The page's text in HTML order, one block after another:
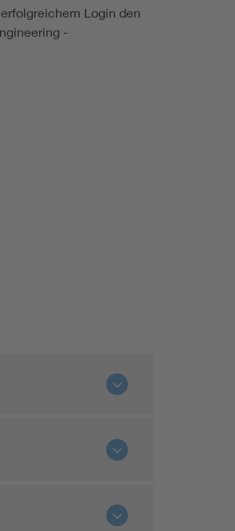
Login den
-